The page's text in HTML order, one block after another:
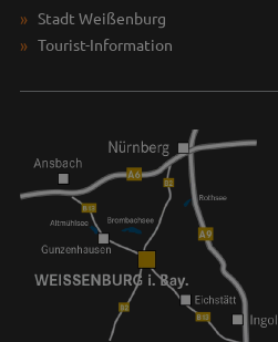
Stadt Weißenburg
Tourist-Information